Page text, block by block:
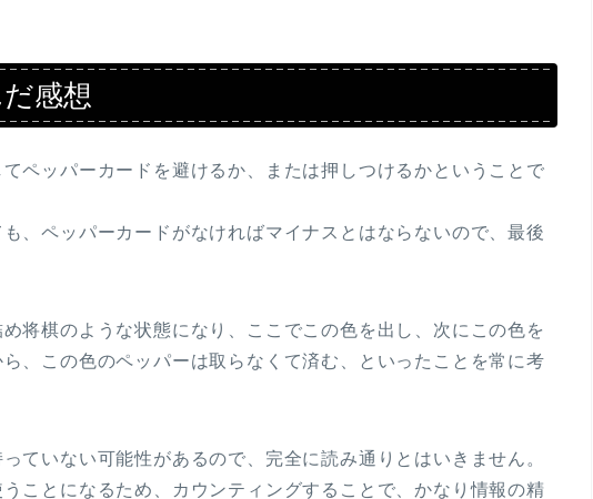
感想
ペッパーカードを避けるか、または押しつけるかということで
、ペッパーカードがなければマイナスとはならないので、最後
将棋のような状態になり、ここでこの色を出し、次にこの色を
、この色のペッパーは取らなくて済む、といったことを常に考
ていない可能性があるので、完全に読み通りとはいきません。
ことになるため、カウンティングすることで、かなり情報の精